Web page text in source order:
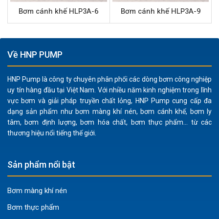
Xử lý nhẹ nhàng:Cấu tạo cánh khế (lobe pump) giúp
với các sản phẩm như sữa, chocolate, kem dưỡng da.
HLP3S-30 có thể đẩy chất lỏng qua các đường ống
dài, hệ thống lọc hoặc vào các thiết bị áp suất cao
một cách hiệu quả.
Dải độ nhớt rộng:Có khả năng xử lý chất lỏng có độ
nhớt cực cao lên đến 1.000.000 CP, mở rộng phạm vi
Phạm vi nhiệt độ hoạt động rộng:
trong dải nhiệt độ từ -10°C đến 120°C, cho phép sử
dụng trong các quy trình làm lạnh hoặc gia nhiệt.
Kết nối vệ sinh:
Bơm cánh khế HLP3A-6 Bơm cánh khế HLP3A-9
Về HNP PUMP
HNP Pump là công ty chuyên phân phối các dòng bơm công nghiệp
uy tín hàng đầu tại Việt Nam. Với nhiều năm kinh nghiệm trong lĩnh
vực bơm và giải pháp truyền chất lỏng, HNP Pump cung cấp đa
dạng sản phẩm như bơm màng khí nén, bơm cánh khế, bơm ly
tâm, bơm định lượng, bơm hóa chất, bơm thực phẩm... từ các
thương hiệu nổi tiếng thế giới.
Sản phẩm nổi bật
Bơm màng khí nén
Bơm thực phẩm